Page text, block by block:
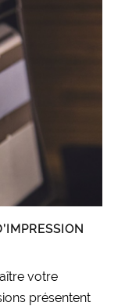
votre
présentent